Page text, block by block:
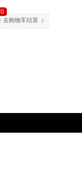
0
去购物车结算